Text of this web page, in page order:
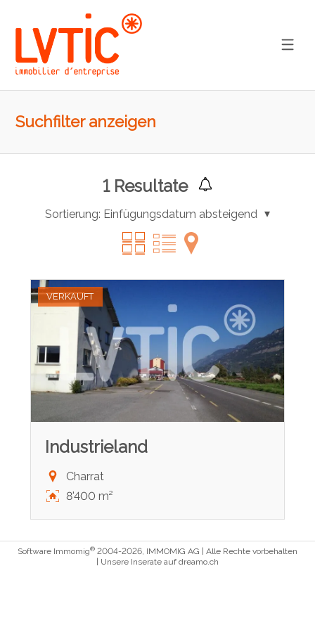
Suchfilter anzeigen
1Resultate
Sortierung: Einfügungsdatum absteigend
VERKAUFT
Industrieland
Charrat
8'400 m²
Software Immomig® 2004-2026, IMMOMIG AG | Alle Rechte vorbehalten
| Unsere Inserate auf dreamo.ch